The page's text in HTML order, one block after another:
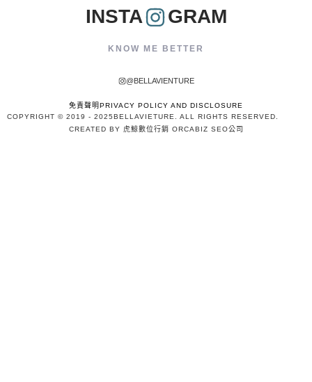
INSTA GRAM
KNOW ME BETTER
@BELLAVIENTURE
免責聲明PRIVACY POLICY AND DISCLOSURE
COPYRIGHT © 2019 - 2025BELLAVIETURE
. ALL RIGHTS RESERVED.
CREATED BY 虎鯨數位行銷 ORCABIZ SEO公司